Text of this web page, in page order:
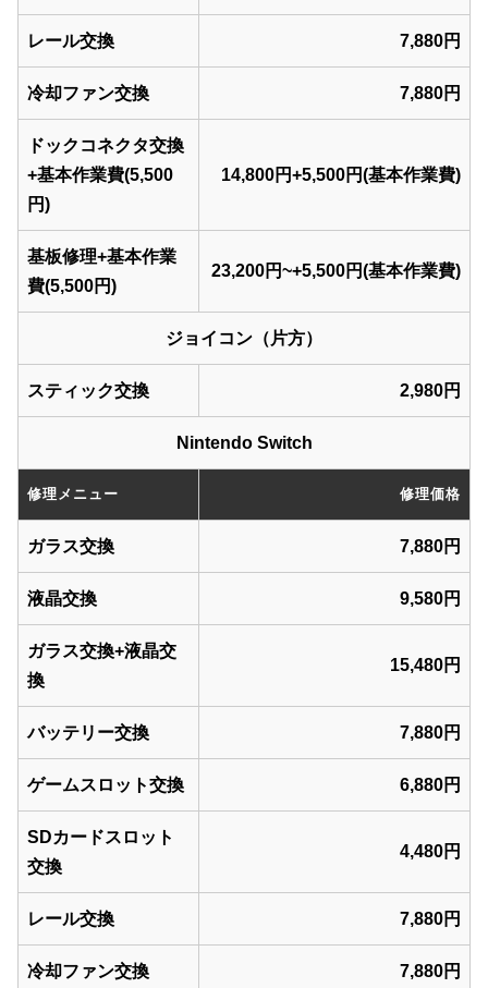
レール交換 7,880円
冷却ファン交換 7,880円
ドックコネクタ交換
+基本作業費(5,500
円)
14,800円+5,500円(基本作業費)
基板修理+基本作業
費(5,500円)
23,200円~+5,500円(基本作業費)
ジョイコン（片方）
スティック交換 2,980円
Nintendo Switch
修理メニュー 修理価格
ガラス交換 7,880円
液晶交換 9,580円
ガラス交換+液晶交
換
15,480円
バッテリー交換 7,880円
ゲームスロット交換 6,880円
SDカードスロット
交換
4,480円
レール交換 7,880円
冷却ファン交換 7,880円